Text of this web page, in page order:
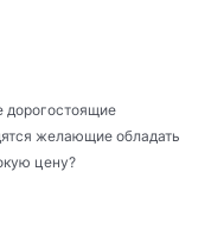
дорогостоящие
желающие обладать
цену?